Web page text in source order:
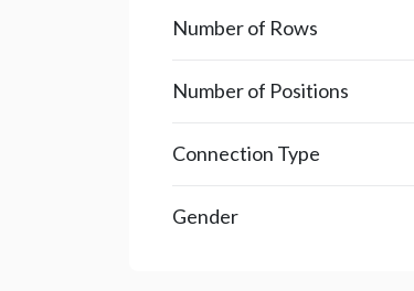
Number of Rows
Number of Positions
Connection Type
Gender